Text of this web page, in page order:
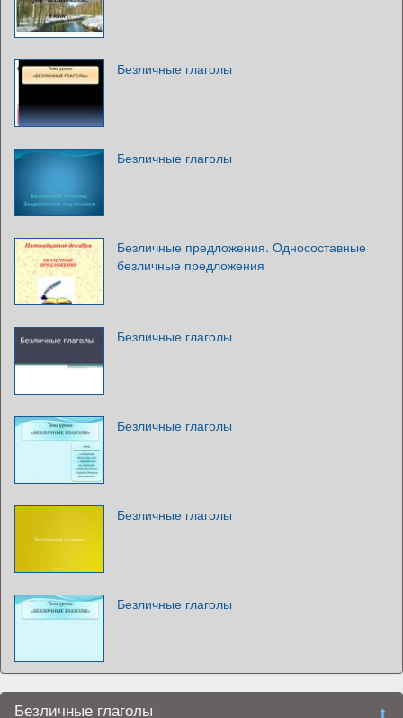
Безличные глаголы
Безличные глаголы
Безличные предложения. Односоставные
безличные предложения
Безличные глаголы
Безличные глаголы
Безличные глаголы
Безличные глаголы
Безличные глаголы